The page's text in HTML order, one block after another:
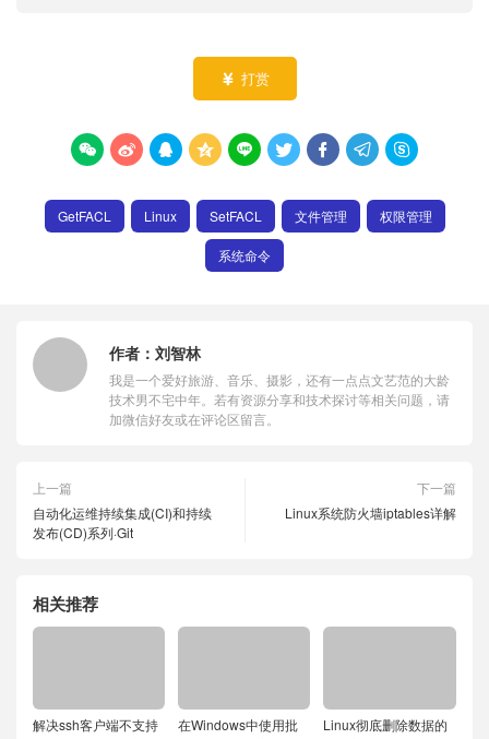
 打赏
        
GetFACL Linux SetFACL 文件管理 权限管理
系统命令
作者： 刘智林
我是一个爱好旅游、音乐、摄影，还有一点点文艺范的大龄
技术男不宅中年。若有资源分享和技术探讨等相关问题，请
加微信好友或在评论区留言。
上一篇
自动化运维持续集成(CI)和持续
发布(CD)系列·Git
下一篇
Linux系统防火墙iptables详解
相关推荐
解决ssh客户端不支持
在Windows中使用批
Linux彻底删除数据的